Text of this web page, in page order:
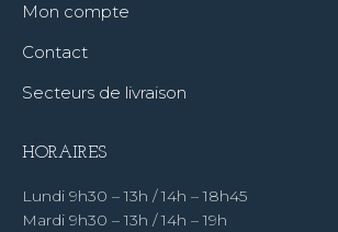
Mon compte
Contact
Secteurs de livraison
HORAIRES
Lundi 9h30 – 13h / 14h – 18h45
Mardi 9h30 – 13h / 14h – 19h